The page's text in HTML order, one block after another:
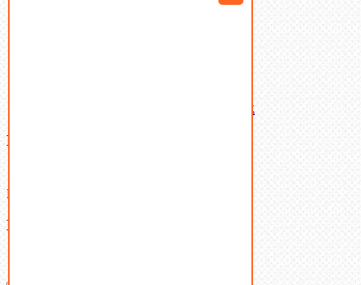
Латунный и бронзовый крепеж
Ваша корзина
В корзине нет товаров.
Поиск